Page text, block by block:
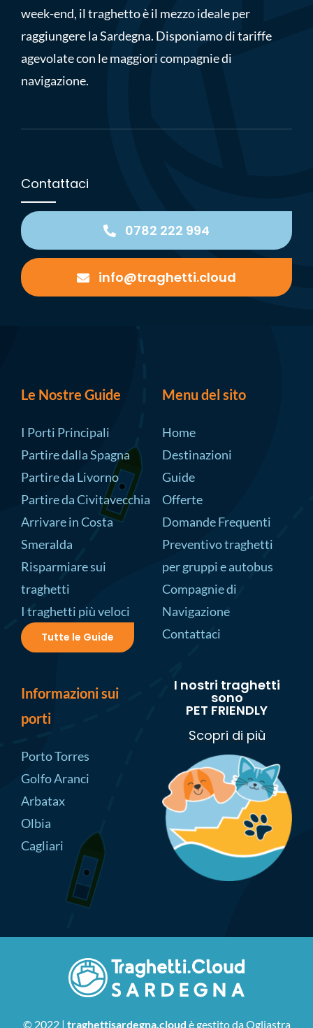
week-end, il traghetto è il mezzo ideale per
raggiungere la Sardegna. Disponiamo di tariffe
agevolate con le maggiori compagnie di
navigazione.
Contattaci
0782 222 994
info@traghetti.cloud
Le Nostre Guide
I Porti Principali
Partire dalla Spagna
Partire da Livorno
Partire da Civitavecchia
Arrivare in Costa
Smeralda
Risparmiare sui
traghetti
I traghetti più veloci
Tutte le Guide
Menu del sito
Home
Destinazioni
Guide
Offerte
Domande Frequenti
Preventivo traghetti
per gruppi e autobus
Compagnie di
Navigazione
Contattaci
Informazioni sui
porti
Porto Torres
Golfo Aranci
Arbatax
Olbia
Cagliari
I nostri traghetti
sono
PET FRIENDLY
Scopri di più
© 2022 | traghettisardegna.cloud è gestito da Ogliastra